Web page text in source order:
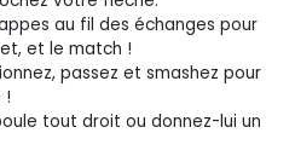
au fil des échanges pour
et le match !
passez et smashez pour
!
tout droit ou donnez-lui un